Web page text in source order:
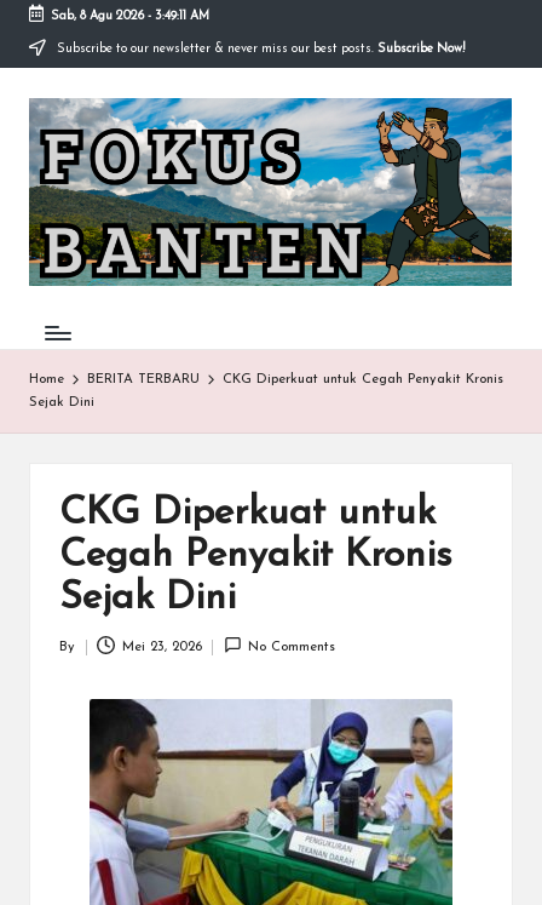
Skip
content
Sab, 8 Agu 2026- 3:49:11 AM
Subscribe to our newsletter & never miss our best posts. Subscribe Now!
F
O
K
U
S-
B
A
N
Home BERITA TERBARU
CKG Diperkuat untuk Cegah Penyakit Kronis
Sejak Dini
CKG Diperkuat untuk
Cegah Penyakit Kronis
Sejak Dini
Posted
By Mei 23, 2026 No Comments